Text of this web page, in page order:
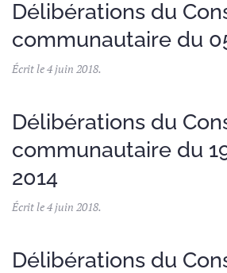
Délibérations du
communautaire du
Écrit le4 juin 2018.
Délibérations du
communautaire du
2014
Écrit le4 juin 2018.
Délibérations du